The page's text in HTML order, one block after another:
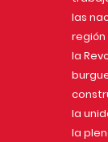
las
región
la
la
la